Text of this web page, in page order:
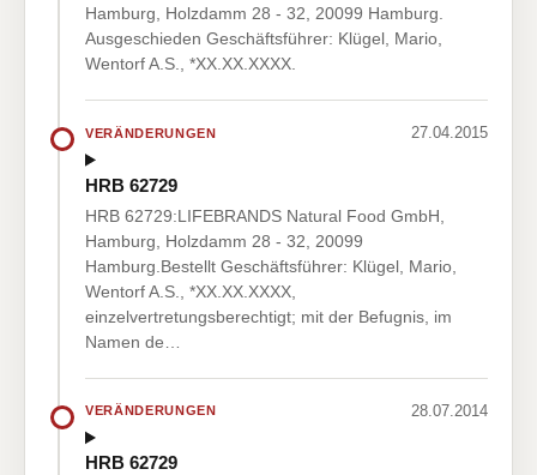
Hamburg, Holzdamm 28 - 32, 20099 Hamburg.
Ausgeschieden Geschäftsführer: Klügel, Mario,
Wentorf A.S., *XX.XX.XXXX.
VERÄNDERUNGEN 27.04.2015
HRB 62729
HRB 62729:LIFEBRANDS Natural Food GmbH,
Hamburg, Holzdamm 28 - 32, 20099
Hamburg.Bestellt Geschäftsführer: Klügel, Mario,
Wentorf A.S., *XX.XX.XXXX,
einzelvertretungsberechtigt; mit der Befugnis, im
Namen de…
VERÄNDERUNGEN 28.07.2014
HRB 62729